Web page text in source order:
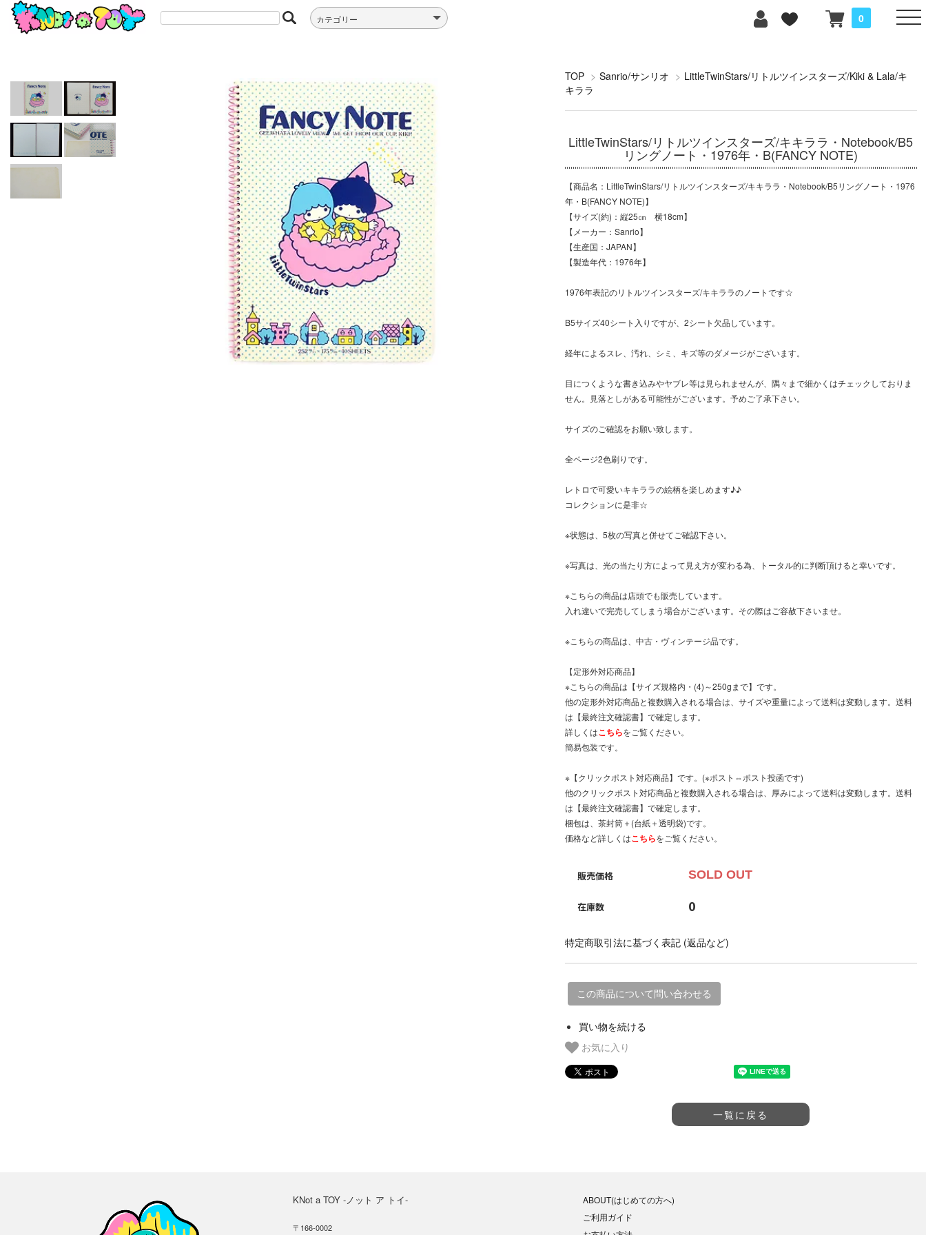
0
TOP > Sanrio/サンリオ > LittleTwinStars/リトルツインスターズ/Kiki & Lala/キ
キララ
LittleTwinStars/リトルツインスターズ/キキララ・Notebook/B5
リングノート・1976年・B(FANCY NOTE)
【商品名：LittleTwinStars/リトルツインスターズ/キキララ・Notebook/B5リングノート・1976
年・B(FANCY NOTE)】
【サイズ(約)：縦25㎝ 横18cm】
【メーカー：Sanrio】
【生産国：JAPAN】
【製造年代：1976年】
1976年表記のリトルツインスターズ/キキララのノートです☆
B5サイズ40シート入りですが、2シート欠品しています。
経年によるスレ、汚れ、シミ、キズ等のダメージがございます。
目につくような書き込みやヤブレ等は見られませんが、隅々まで細かくはチェックしておりま
せん。見落としがある可能性がございます。予めご了承下さい。
サイズのご確認をお願い致します。
全ページ2色刷りです。
レトロで可愛いキキララの絵柄を楽しめます♪♪
コレクションに是非☆
※状態は、5枚の写真と併せてご確認下さい。
※写真は、光の当たり方によって見え方が変わる為、トータル的に判断頂けると幸いです。
※こちらの商品は店頭でも販売しています。
入れ違いで完売してしまう場合がございます。その際はご容赦下さいませ。
※こちらの商品は、中古・ヴィンテージ品です。
【定形外対応商品】
※こちらの商品は【サイズ規格内・(4)～250gまで】です。
他の定形外対応商品と複数購入される場合は、サイズや重量によって送料は変動します。送料
は【最終注文確認書】で確定します。
詳しくはこちらをご覧ください。
簡易包装です。
※【クリックポスト対応商品】です。(※ポスト⇔ポスト投函です)
他のクリックポスト対応商品と複数購入される場合は、厚みによって送料は変動します。送料
は【最終注文確認書】で確定します。
梱包は、茶封筒＋(台紙＋透明袋)です。
価格など詳しくはこちらをご覧ください。
販売価格 SOLD OUT
在庫数 0
特定商取引法に基づく表記 (返品など)
この商品について問い合わせる
買い物を続ける
お気に入り
一覧に戻る
KNot a TOY -ノット ア トイ-
〒166-0002
ABOUT(はじめての方へ)
ご利用ガイド